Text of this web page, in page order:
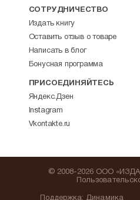
СОТРУДНИЧЕСТВО
Издать книгу
Оставить отзыв о товаре
Написать в блог
Бонусная программа
ПРИСОЕДИНЯЙТЕСЬ
Яндекс.Дзен
Instagram
Vkontakte.ru
Поддержка: Динамика
© 2008-2026 ООО